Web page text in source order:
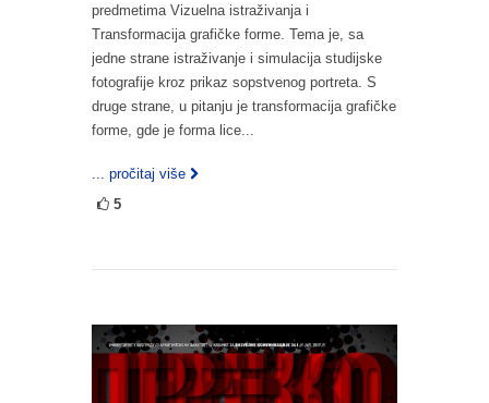
predmetima Vizuelna istraživanja i
Transformacija grafičke forme. Tema je, sa
jedne strane istraživanje i simulacija studijske
fotografije kroz prikaz sopstvenog portreta. S
druge strane, u pitanju je transformacija grafičke
forme, gde je forma lice...
... pročitaj više
5